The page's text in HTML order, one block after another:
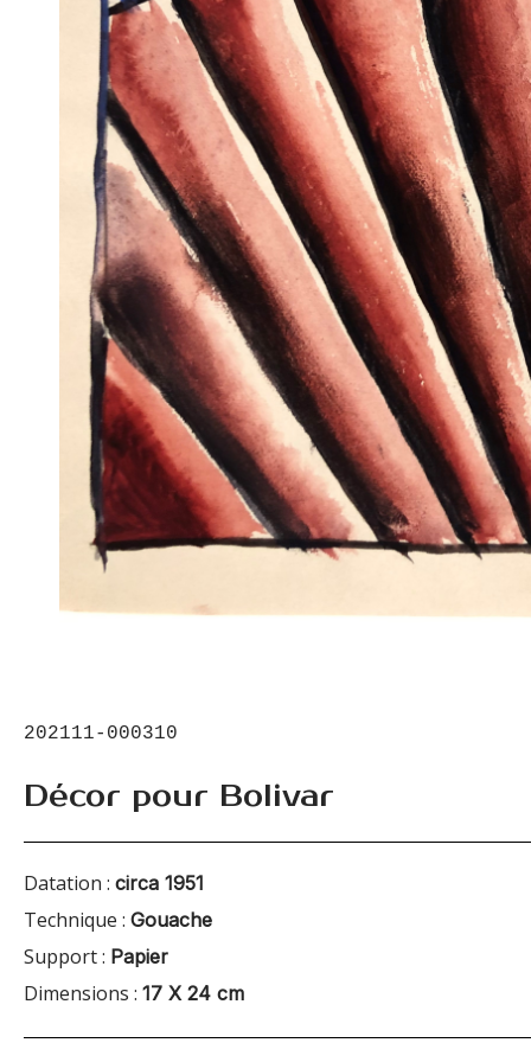
202111-000310
Décor pour Bolivar
Datation : circa 1951
Technique : Gouache
Support : Papier
Dimensions : 17 X 24 cm